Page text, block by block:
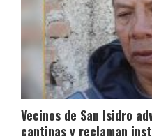
Vecinos de San Isidro
cantinas y reclaman